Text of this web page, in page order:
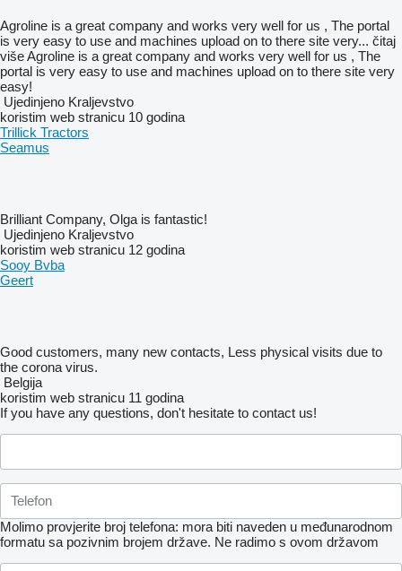
Agroline is a great company and works very well for us , The portal
is very easy to use and machines upload on to there site very... čitaj
višeAgroline is a great company and works very well for us , The
portal is very easy to use and machines upload on to there site very
easy!
Ujedinjeno Kraljevstvo
koristim web stranicu 10 godina
Trillick Tractors
Seamus
Brilliant Company, Olga is fantastic!
Ujedinjeno Kraljevstvo
koristim web stranicu 12 godina
Sooy Bvba
Geert
Good customers, many new contacts, Less physical visits due to
the corona virus.
Belgija
koristim web stranicu 11 godina
If you have any questions, don't hesitate to contact us!
Molimo provjerite broj telefona: mora biti naveden u međunarodnom
formatu sa pozivnim brojem države. Ne radimo s ovom državom